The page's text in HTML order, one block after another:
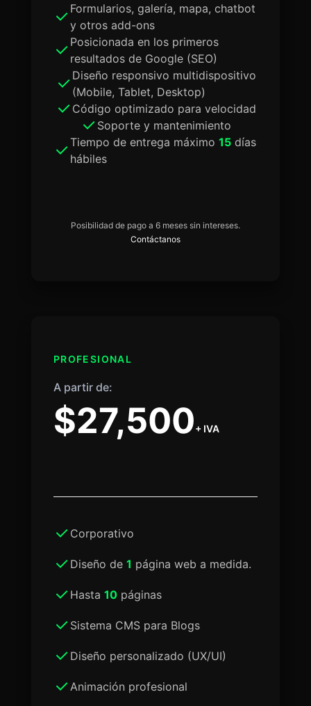
Formularios, galería, mapa, chatbot
y otros add-ons
Posicionada en los primeros
resultados de Google (SEO)
Diseño responsivo multidispositivo
(Mobile, Tablet, Desktop)
Código optimizado para velocidad
Soporte y mantenimiento
Tiempo de entrega máximo 15días
hábiles
Posibilidad de pago a 6 meses sin intereses.
Contáctanos
PROFESIONAL
A partir de:
$27,500+ IVA
Corporativo
Diseño de 1 página web a medida.
Hasta 10páginas
Sistema CMS para Blogs
Diseño personalizado (UX/UI)
Animación profesional